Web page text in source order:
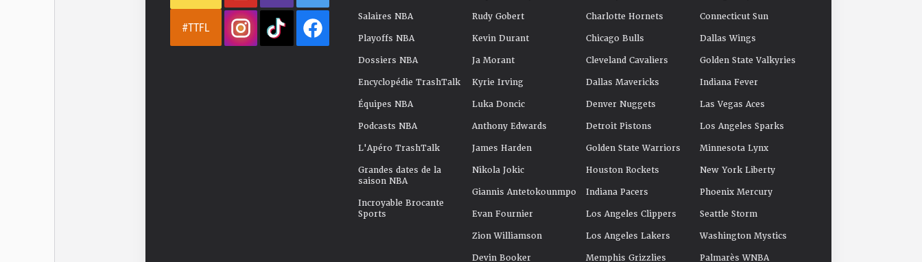
#TTFL
Salaires NBA
Playoffs NBA
Dossiers NBA
Encyclopédie TrashTalk
Équipes NBA
Podcasts NBA
L'Apéro TrashTalk
Grandes dates de la
saison NBA
Incroyable Brocante
Sports
Rudy Gobert
Kevin Durant
Ja Morant
Kyrie Irving
Luka Doncic
Anthony Edwards
James Harden
Nikola Jokic
Giannis Antetokounmpo
Evan Fournier
Zion Williamson
Devin Booker
Charlotte Hornets
Chicago Bulls
Cleveland Cavaliers
Dallas Mavericks
Denver Nuggets
Detroit Pistons
Golden State Warriors
Houston Rockets
Indiana Pacers
Los Angeles Clippers
Los Angeles Lakers
Memphis Grizzlies
Connecticut Sun
Dallas Wings
Golden State Valkyries
Indiana Fever
Las Vegas Aces
Los Angeles Sparks
Minnesota Lynx
New York Liberty
Phoenix Mercury
Seattle Storm
Washington Mystics
Palmarès WNBA